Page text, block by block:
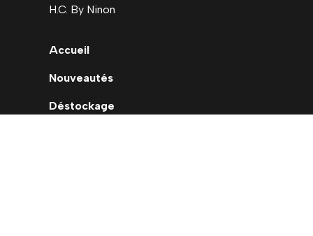
H.C. By Ninon
Accueil
Nouveautés
Déstockage